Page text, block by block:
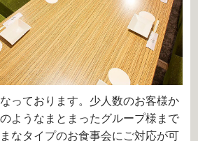
っております。少人数のお客様か
ようなまとまったグループ様まで
なタイプのお食事会にご対応が可